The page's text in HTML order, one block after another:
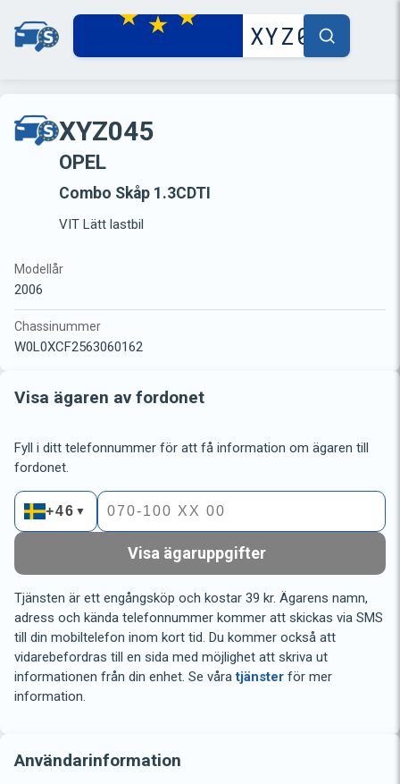
XYZ045
OPEL
Combo Skåp 1.3CDTI
VIT Lätt lastbil
Modellår
2006
Chassinummer
W0L0XCF2563060162
Visa ägaren av fordonet
Fyll i ditt telefonnummer för att få information om ägaren till
fordonet.
+46 ▼
Visa ägaruppgifter
Tjänsten är ett engångsköp och kostar 39 kr. Ägarens namn,
adress och kända telefonnummer kommer att skickas via SMS
till din mobiltelefon inom kort tid. Du kommer också att
vidarebefordras till en sida med möjlighet att skriva ut
informationen från din enhet. Se våratjänster för mer
information.
Användarinformation